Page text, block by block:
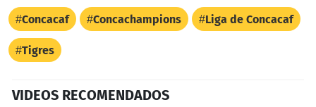
Concacaf Concachampions Liga de Concacaf
Tigres
VIDEOS RECOMENDADOS